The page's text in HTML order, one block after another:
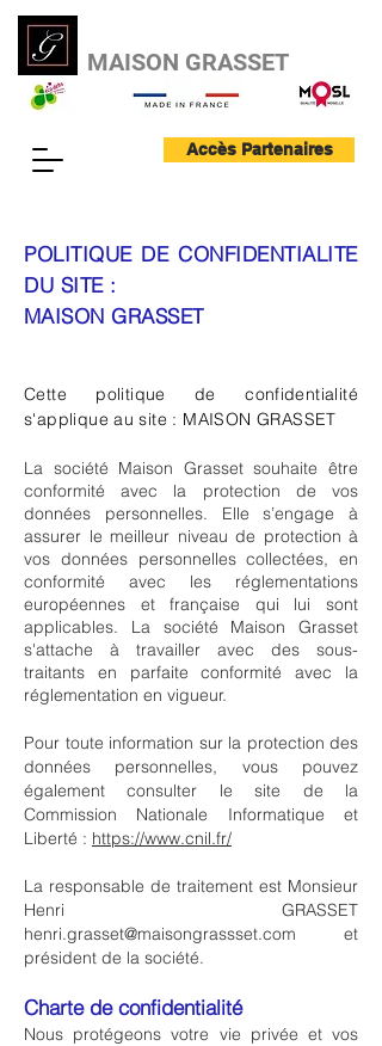
MAISON GRASSET
Accès Partenaires
POLITIQUE DE CONFIDENTIALITE
DU SITE :
MAISON GRASSET
Cette politique de confidentialité
s'applique au site : MAISON GRASSET
La société Maison Grasset souhaite être
conformité avec la protection de vos
données personnelles. Elle s’engage à
assurer le meilleur niveau de protection à
vos données personnelles collectées, en
conformité avec les réglementations
européennes et française qui lui sont
applicables. La société Maison Grasset
s'attache à travailler avec des sous-
traitants en parfaite conformité avec la
réglementation en vigueur.
Pour toute information sur la protection des
données personnelles, vous pouvez
également consulter le site de la
Commission Nationale Informatique et
Liberté : https://www.cnil.fr/
La responsable de traitement est Monsieur
Henri GRASSET
henri.grasset@maisongrassset.com et
président de la société.
Charte de confidentialité
Nous protégeons votre vie privée et vos